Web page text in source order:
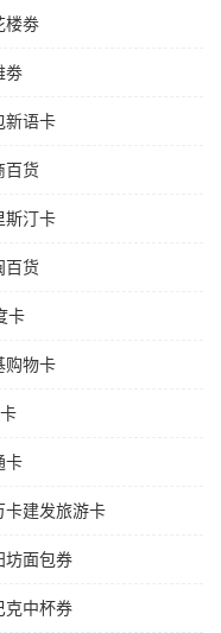
楼劵
劵
新语卡
百货
斯汀卡
百货
卡
购物卡
卡
卡建发旅游卡
坊面包券
克中杯券